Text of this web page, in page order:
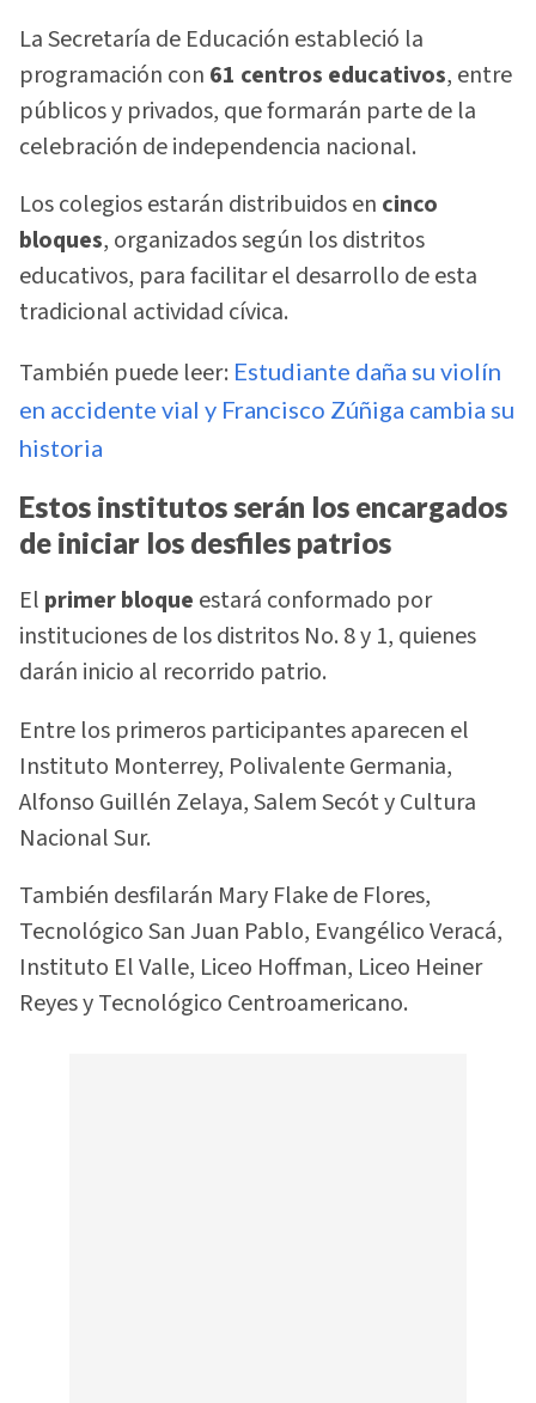
La Secretaría de Educación estableció la
programación con 61 centros educativos, entre
públicos y privados, que formarán parte de la
celebración de independencia nacional.
Los colegios estarán distribuidos en cinco
bloques, organizados según los distritos
educativos, para facilitar el desarrollo de esta
tradicional actividad cívica.
También puede leer: Estudiante daña su violín
en accidente vial y Francisco Zúñiga cambia su
historia
Estos institutos serán los encargados
de iniciar los desfiles patrios
El primer bloque estará conformado por
instituciones de los distritos No. 8 y 1, quienes
darán inicio al recorrido patrio.
Entre los primeros participantes aparecen el
Instituto Monterrey, Polivalente Germania,
Alfonso Guillén Zelaya, Salem Secót y Cultura
Nacional Sur.
También desfilarán Mary Flake de Flores,
Tecnológico San Juan Pablo, Evangélico Veracá,
Instituto El Valle, Liceo Hoffman, Liceo Heiner
Reyes y Tecnológico Centroamericano.